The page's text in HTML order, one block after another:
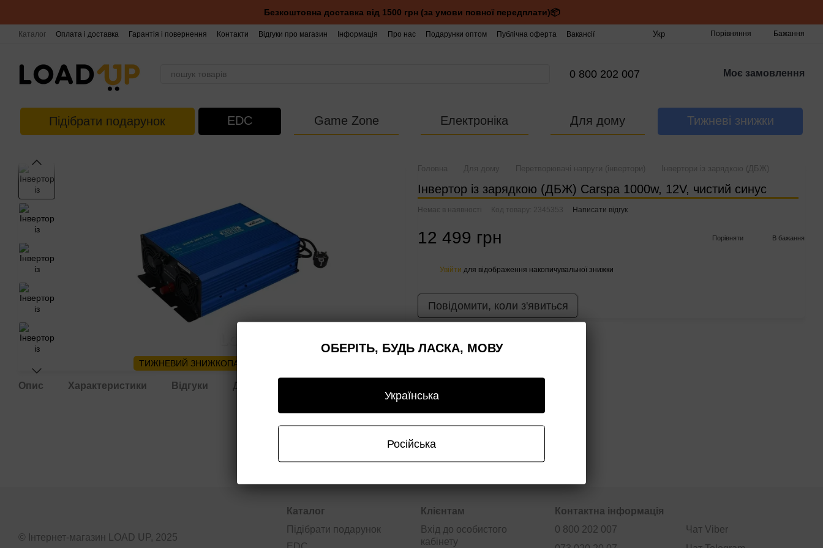
Безкоштовна доставка від 1500 грн (за умови повної передплати)📦
Каталог Оплата і доставка Гарантія і повернення Контакти Відгуки про магазин Інформація Про нас Подарунки оптом Публічна оферта Вакансії Укр Порівняння Бажання
0 800 202 007 Моє замовлення
Підібрати подарунок EDC Game Zone Електроніка Для дому Тижневі знижки
ТИЖНЕВИЙ ЗНИЖКОПАД🔥
Головна Для дому Перетворювачі напруги (інвертори) Інвертори із зарядкою (ДБЖ)
Інвертор із зарядкою (ДБЖ) Carspa 1000w, 12V, чистий синус
Немає в наявності Код товару: 2345353 Написати відгук
12 499 грн Порівняти В бажання
Увійти для відображення накопичувальної знижки
Повідомити, коли з'явиться
Опис Характеристики Відгуки Доставка
© Інтернет-магазин LOAD UP, 2025
Каталог
Підібрати подарунок
Клієнтам
Вхід до особистого
кабінету
Контактна інформація
0 800 202 007
Чат Viber
ОБЕРІТЬ, БУДЬ ЛАСКА, МОВУ
Українська
Російська